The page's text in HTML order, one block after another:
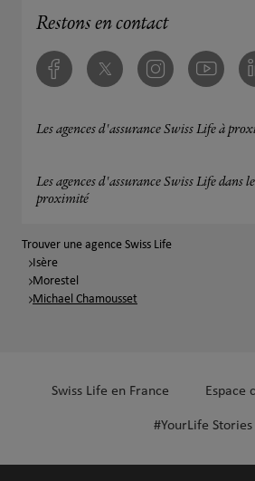
Restons en contact
FacebookTwitter InstagramYoutube
Les agences d'assurance Swiss Life à
Les agences d'assurance Swiss Life dans
proximité
Trouver une agence Swiss Life
Isère
Morestel
Michael Chamousset
Swiss Life en France Espace
#YourLife Stories